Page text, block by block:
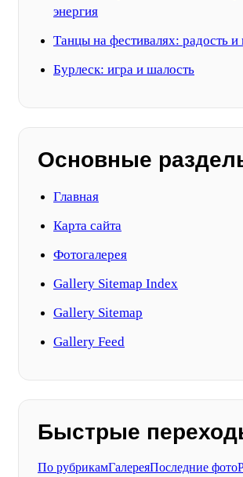
энергия
Танцы на фестивалях: радость и
Бурлеск: игра и шалость
Основные
Главная
Карта сайта
Фотогалерея
Gallery Sitemap Index
Gallery Sitemap
Gallery Feed
Быстрые
По рубрикамГалереяПоследние фото